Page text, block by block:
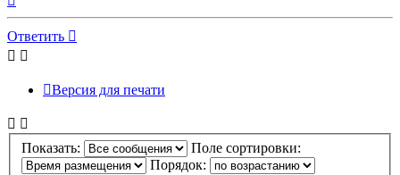
началу
Ответить
Версия для печати
Показать:
Поле сортировки:
Порядок: